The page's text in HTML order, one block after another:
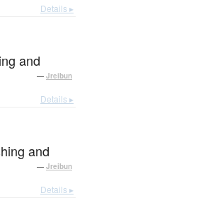
Details ▸
and
— Jreibun
Details ▸
and
— Jreibun
Details ▸